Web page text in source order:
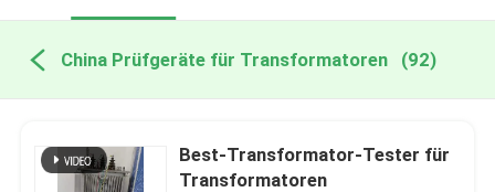
China Prüfgeräte für Transformatoren (92)
Best-Transformator-Tester für
Transformatoren